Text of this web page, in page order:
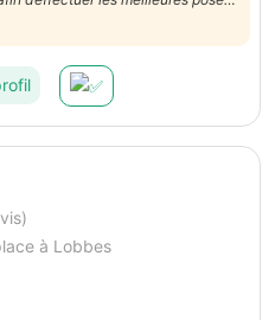
à Lobbes